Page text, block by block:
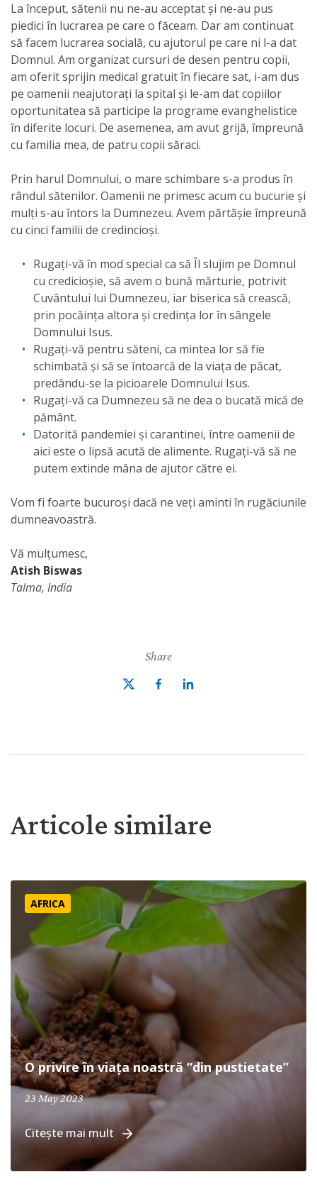
La început, sătenii nu ne-au acceptat și ne-au pus
piedici în lucrarea pe care o făceam. Dar am continuat
să facem lucrarea socială, cu ajutorul pe care ni l-a dat
Domnul. Am organizat cursuri de desen pentru copii,
am oferit sprijin medical gratuit în fiecare sat, i-am dus
pe oamenii neajutorați la spital și le-am dat copiilor
oportunitatea să participe la programe evanghelistice
în diferite locuri. De asemenea, am avut grijă, împreună
cu familia mea, de patru copii săraci.
Prin harul Domnului, o mare schimbare s-a produs în
rândul sătenilor. Oamenii ne primesc acum cu bucurie și
mulți s-au întors la Dumnezeu. Avem părtășie împreună
cu cinci familii de credincioși.
Rugați-vă în mod special ca să Îl slujim pe Domnul
cu credicioșie, să avem o bună mărturie, potrivit
Cuvântului lui Dumnezeu, iar biserica să crească,
prin pocăința altora și credința lor în sângele
Domnului Isus.
Rugați-vă pentru săteni, ca mintea lor să fie
schimbată și să se întoarcă de la viața de păcat,
predându-se la picioarele Domnului Isus.
Rugați-vă ca Dumnezeu să ne dea o bucată mică de
pământ.
Datorită pandemiei și carantinei, între oamenii de
aici este o lipsă acută de alimente. Rugați-vă să ne
putem extinde mâna de ajutor către ei.
Vom fi foarte bucuroși dacă ne veți aminti în rugăciunile
dumneavoastră.
Vă mulțumesc,
Atish Biswas
Talma, India
Share
Articole similare
O privire în viața noastră “din pustietate”
O privire în viața noastră “din pustietate”
AFRICA
23 May 2023April 19, 2024
Citește mai mult